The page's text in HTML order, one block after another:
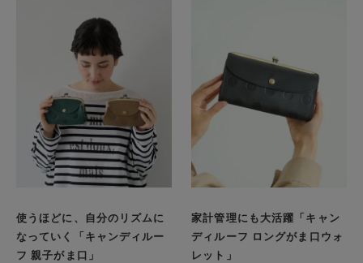
使うほどに、自分のリズムに
なっていく「キャンディルー
フ 親子がま口」
家計管理にも大活躍「キャン
ディルーフ ロングがま口ウォ
レット」